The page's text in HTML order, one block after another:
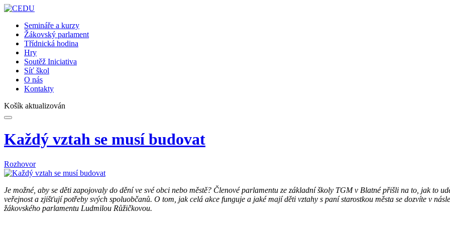
Semináře a kurzy
Žákovský parlament
Třídnická hodina
Hry
Soutěž Iniciativa
Síť škol
O nás
Kontakty
Košík aktualizován
Každý vztah se musí budovat
Rozhovor
Je možné, aby se děti zapojovaly do dění ve své obci nebo městě? Členové parlamentu ze základní školy TGM v Blatné přišli na to, jak to
veřejnost a zjišťují potřeby svých spoluobčanů. O tom, jak celá akce funguje a jaké mají děti vztahy s paní starostkou města se dozvíte v
žákovského parlamentu Ludmilou Růžičkovou.